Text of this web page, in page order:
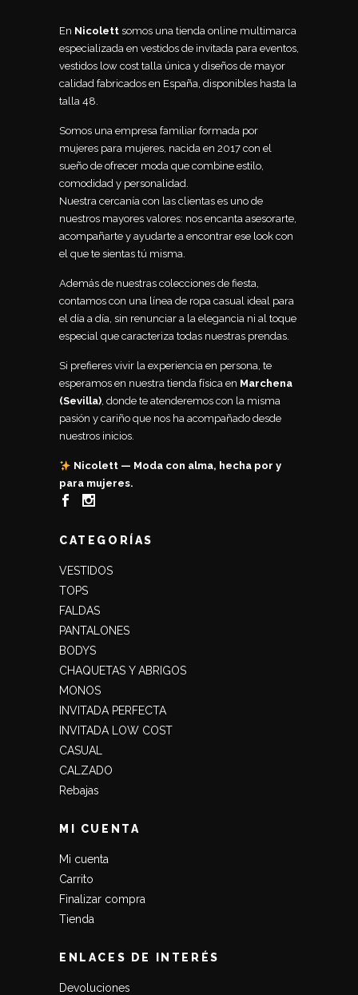
En Nicolett somos una tienda online multimarca
especializada en vestidos de invitada para eventos,
vestidos low cost talla única y diseños de mayor
calidad fabricados en España, disponibles hasta la
talla 48.
Somos una empresa familiar formada por
mujeres para mujeres, nacida en 2017 con el
sueño de ofrecer moda que combine estilo,
comodidad y personalidad.
Nuestra cercanía con las clientas es uno de
nuestros mayores valores: nos encanta asesorarte,
acompañarte y ayudarte a encontrar ese look con
el que te sientas tú misma.
Además de nuestras colecciones de fiesta,
contamos con una línea de ropa casual ideal para
el día a día, sin renunciar a la elegancia ni al toque
especial que caracteriza todas nuestras prendas.
Si prefieres vivir la experiencia en persona, te
esperamos en nuestra tienda física en Marchena
(Sevilla), donde te atenderemos con la misma
pasión y cariño que nos ha acompañado desde
nuestros inicios.
Nicolett — Moda con alma, hecha por y
para mujeres.
CATEGORÍAS
VESTIDOS
TOPS
FALDAS
PANTALONES
BODYS
CHAQUETAS Y ABRIGOS
MONOS
INVITADA PERFECTA
INVITADA LOW COST
CASUAL
CALZADO
Rebajas
MI CUENTA
Mi cuenta
Carrito
Finalizar compra
Tienda
ENLACES DE INTERÉS
Devoluciones